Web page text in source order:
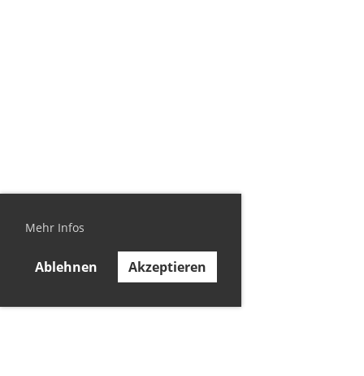
Mehr Infos
Ablehnen Akzeptieren